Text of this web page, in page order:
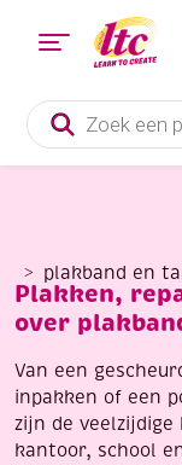
Producten
zoeken
plakband en
Plakken,
over
Van een
inpakken of een
zijn de
kantoor, school